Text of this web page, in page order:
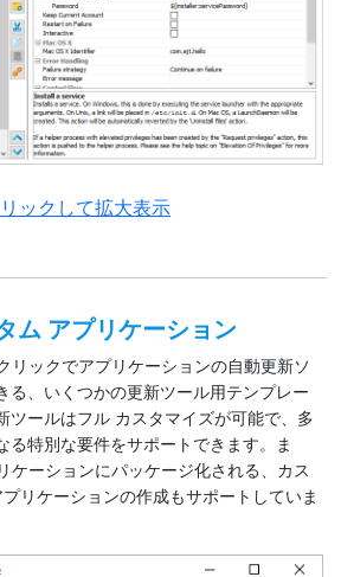
ックして拡大表示
ム アプリケーション
ックでアプリケーションの自動更新ソ
る、いくつかの更新ツール用テンプレー
ツールはフル カスタマイズが可能で、多
る特別な要件をサポートできます。ま
ーションにパッケージ化される、カス
リケーションの作成もサポートしていま